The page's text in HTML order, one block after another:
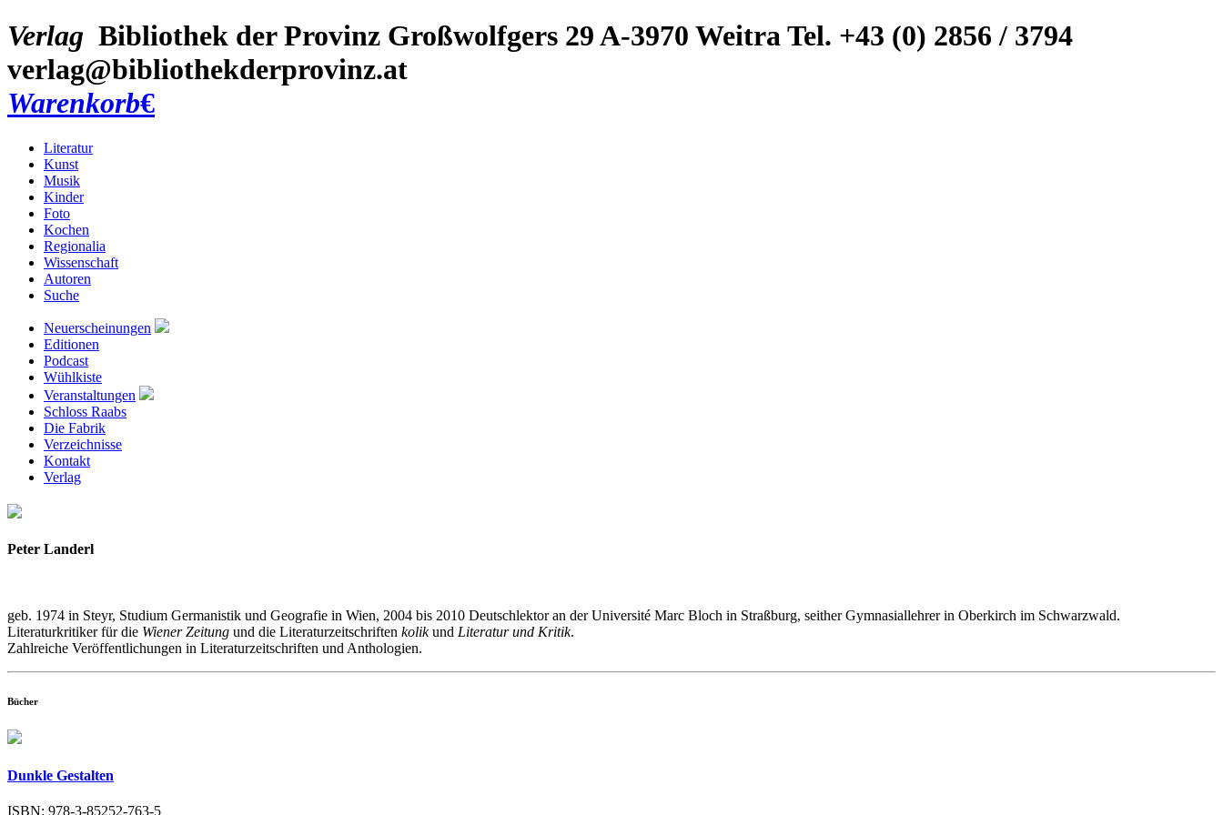
Verlag Bibliothek der Provinz Großwolfgers 29A-3970 WeitraTel. +43 (0) 2856 / 3794
verlag@bibliothekderprovinz.at
Warenkorb€
Literatur
Kunst
Musik
Kinder
Foto
Kochen
Regionalia
Wissenschaft
Autoren
Suche
Neuerscheinungen
Editionen
Podcast
Wühlkiste
Veranstaltungen
Schloss Raabs
Die Fabrik
Verzeichnisse
Kontakt
Verlag
Peter Landerl
geb. 1974 in Steyr, Studium Germanistik und Geografie in Wien, 2004 bis 2010 Deutschlektor an der Université Marc Bloch in Straßburg, seither Gymnasiallehrer in Oberkirch im Schwarzwald.
Literaturkritiker für die Wiener Zeitung und die Literaturzeitschriften kolikund Literatur und Kritik.
Zahlreiche Veröffentlichungen in Literaturzeitschriften und Anthologien.
Bücher
Dunkle Gestalten
ISBN: 978-3-85252-763-5